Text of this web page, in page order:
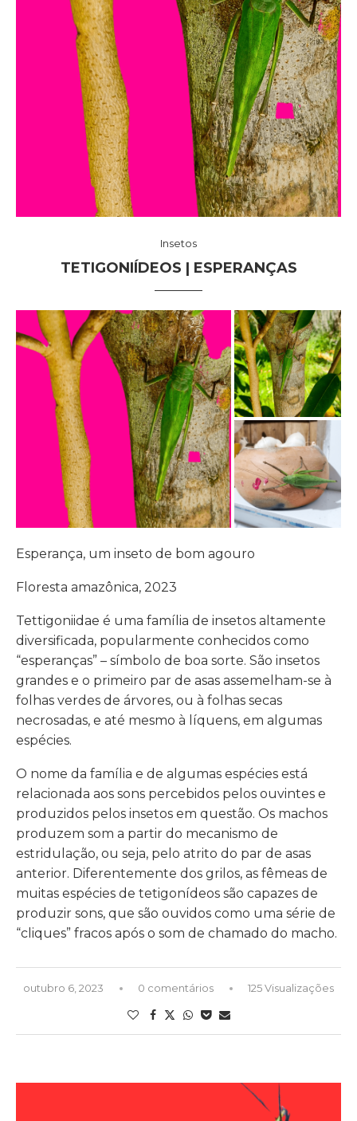
Insetos
TETIGONIÍDEOS | ESPERANÇAS
Esperança, um inseto de bom agouro
Floresta amazônica, 2023
Tettigoniidae é uma família de insetos altamente
diversificada, popularmente conhecidos como
“esperanças” – símbolo de boa sorte. São insetos
grandes e o primeiro par de asas assemelham-se à
folhas verdes de árvores, ou à folhas secas
necrosadas, e até mesmo à líquens, em algumas
espécies.
O nome da família e de algumas espécies está
relacionada aos sons percebidos pelos ouvintes e
produzidos pelos insetos em questão. Os machos
produzem som a partir do mecanismo de
estridulação, ou seja, pelo atrito do par de asas
anterior. Diferentemente dos grilos, as fêmeas de
muitas espécies de tetigonídeos são capazes de
produzir sons, que são ouvidos como uma série de
“cliques” fracos após o som de chamado do macho.
outubro 6, 2023 0 comentários 125 Visualizações